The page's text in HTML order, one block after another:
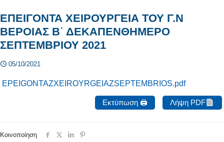
ΕΠΕΙΓΟΝΤΑ ΧΕΙΡΟΥΡΓΕΙΑ ΤΟΥ Γ.Ν
ΒΕΡΟΙΑΣ Β΄ ΔΕΚΑΠΕΝΘΗΜΕΡΟ
ΣΕΠΤΕΜΒΡΙΟΥ 2021
05/10/2021
EPEIGONTAZXEIROYRGEIAZSEPTEMBRIOS.pdf
Εκτύπωση 🖨 Λήψη PDF
Κοινοποίηση